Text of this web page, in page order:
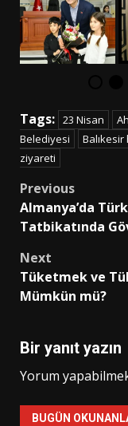
Tags: 23 Nisan
Belediyesi
ziyareti
Post
Previous
Almanya’da
Tatbikatında
Next
Tüketmek ve
Mümkün mü?
Bir yanıt yazın
Yorum
BUGÜN